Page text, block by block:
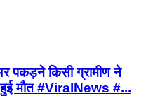
पकड़ने किसी ग्रामीण ने
मौत #ViralNews #...